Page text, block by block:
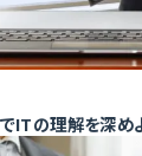
ITの理解を深め